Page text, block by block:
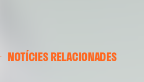
NOTÍCIES RELACIONADES